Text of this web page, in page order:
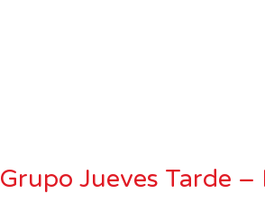
Grupo Jueves Tarde –